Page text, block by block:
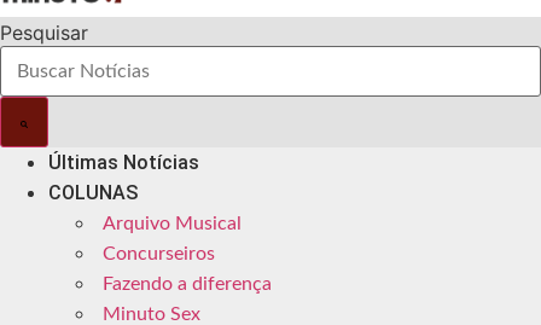
Pesquisar
Últimas Notícias
COLUNAS
Arquivo Musical
Concurseiros
Fazendo a diferença
Minuto Sex